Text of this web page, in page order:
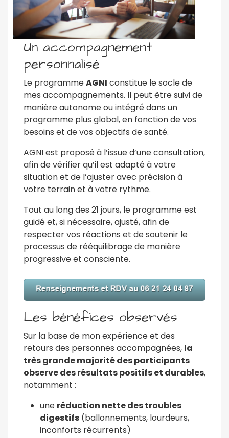
Un accompagnement
personnalisé
Le programmeAGNI constitue le socle de
mes accompagnements. Il peut être suivi de
manière autonome ou intégré dans un
programme plus global, en fonction de vos
besoins et de vos objectifs de santé.
AGNI est proposé à l’issue d’une consultation,
afin de vérifier qu’il est adapté à votre
situation et de l’ajuster avec précision à
votre terrain et à votre rythme.
Tout au long des 21 jours, le programme est
guidé et, si nécessaire, ajusté, afin de
respecter vos réactions et de soutenir le
processus de rééquilibrage de manière
progressive et consciente.
Les bénéfices observés
Sur la base de mon expérience et des
retours des personnes accompagnées, la
très grande majorité des participants
observe des résultats positifs et durables,
notamment :
une réduction nette des troubles
digestifs (ballonnements, lourdeurs,
inconforts récurrents)